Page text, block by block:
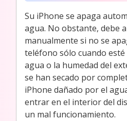
Su iPhone se apaga
agua. No obstante, debe
manualmente si no se
teléfono sólo cuando
agua o la humedad del
se han secado por
iPhone dañado por el
entrar en el interior del
un mal funcionamiento.